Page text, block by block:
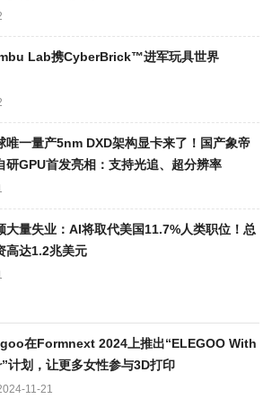
Lab携Cyber​​Brick™进军玩具世界
唯一量产5nm DXD架构显卡来了！国产象帝
研GPU首发亮相：支持光追、超分辨率
大量失业：AI将取代美国11.7%人类职位！总
高达1.2兆美元
在Formnext 2024上推出“ELEGOO With
计划，让更多女性参与3D打印
11-21